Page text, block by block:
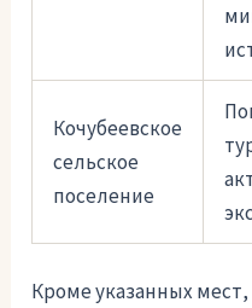
Кочубеевское
сельское
поселение
Кроме указанных